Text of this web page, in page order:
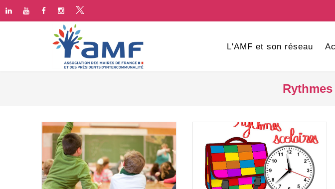
L'AMF et son réseau